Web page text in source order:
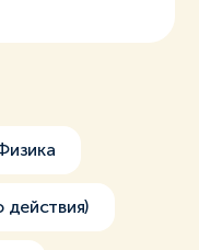
действия)